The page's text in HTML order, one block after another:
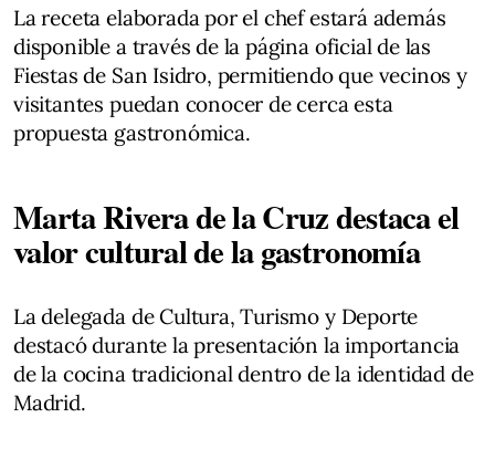
La receta elaborada por el chef estará además
disponible a través de la página oficial de las
Fiestas de San Isidro, permitiendo que vecinos y
visitantes puedan conocer de cerca esta
propuesta gastronómica.
Marta Rivera de la Cruz destaca el
valor cultural de la gastronomía
La delegada de Cultura, Turismo y Deporte
destacó durante la presentación la importancia
de la cocina tradicional dentro de la identidad de
Madrid.